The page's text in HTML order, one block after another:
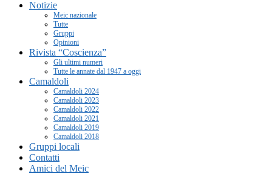
Notizie
Meic nazionale
Tutte
Gruppi
Opinioni
Rivista “Coscienza”
Gli ultimi numeri
Tutte le annate dal 1947 a oggi
Camaldoli
Camaldoli 2024
Camaldoli 2023
Camaldoli 2022
Camaldoli 2021
Camaldoli 2019
Camaldoli 2018
Gruppi locali
Contatti
Amici del Meic